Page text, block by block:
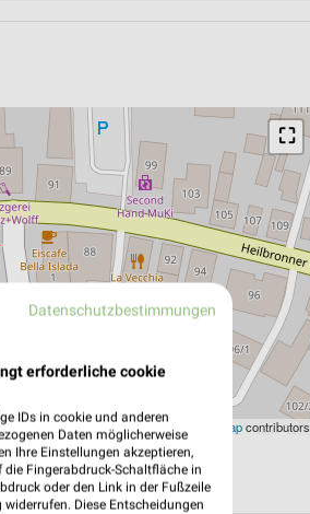
⛶
Leaflet|©OpenStreetMapcontributors
MIT GOOGLE/IOS MAPS
Datenschutzbestimmungen
erforderliche cookie
IDs in cookie und anderen
Daten möglicherweise
Ihre Einstellungen akzeptieren,
die Fingerabdruck-Schaltfläche in
oder den Link in der Fußzeile
Diese Entscheidungen